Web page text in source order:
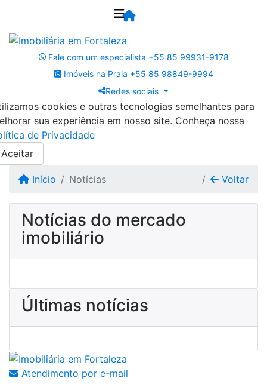
Fale com um especialista +55 85 99931-9178
Imóveis na Praia +55 85 98849-9994
Redes sociais
cookies e outras tecnologias semelhantes para
sua experiência em nosso site. Conheça nossa
de Privacidade
Aceitar
Início Notícias Voltar
Notícias do mercado
imobiliário
Últimas notícias
Atendimento por e-mail